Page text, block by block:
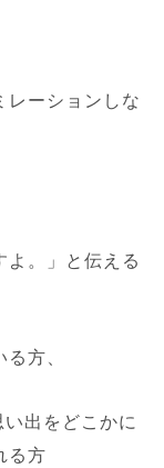
レーションしな
よ。」と伝える
方、
い出をどこかに
る方